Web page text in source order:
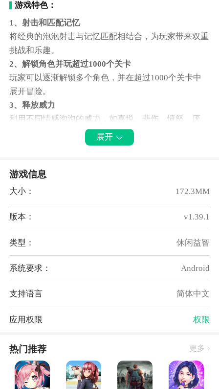
游戏特色：
1、射击和匹配记忆
将经典的泡泡射击与记忆匹配相结合，为玩家带来双重
挑战和乐趣。
2、解锁角色并玩超过1000个关卡
玩家可以逐渐解锁多个角色，并在超过1000个关卡中
展开冒险。
3、释放威力
利用不同情感泡泡的威力，如喜悦、悲伤、愤怒、厌
恶，创造各种独特效果，以及利用恐惧分散球体来获得
需要克服各种挑战，包括大脑冻结等障碍，同时可以利
用大脑风暴等助推器来获得额外的推动力。
游戏使用精美的3D动画和专业的游戏配音演员，让玩
家完全沉浸在游戏的电影世界中。
游戏亮点：
1、游戏中有超过200个待解锁的关卡，为玩家带来大
在游戏中加强了游戏的策略性与趣味性。
2、玩家需要拍摄和揣测每种情感球所携带的不同情
感，这样才能将球击破，经典迪士尼卡通形象，动感的
3、有4种不同的游戏类型，每种类型都有独特的玩法和
挑战。为了帮助玩家更好地融入游戏，还配有电影级别
的幕后配音，完全沉浸在游戏世界中。
展开
游戏信息
大小： 172.3MM
版本： v1.39.1
类型： 休闲益智
系统要求： Android
支持语言 简体中文
应用权限 权限
热门推荐 更多